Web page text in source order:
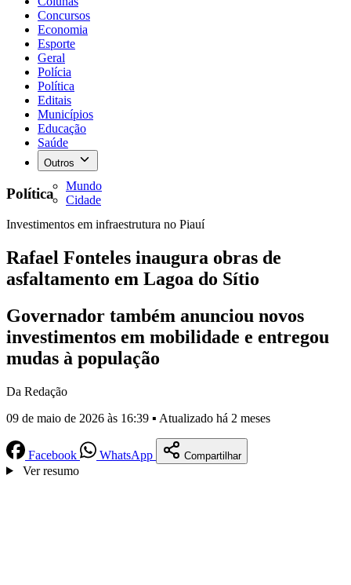
Concursos
Economia
Esporte
Geral
Polícia
Política
Editais
Municípios
Educação
Saúde
Outros
Mundo
Cidade
Política
Investimentos em infraestrutura no Piauí
Rafael Fonteles inaugura obras de
asfaltamento em Lagoa do Sítio
Governador também anunciou novos
investimentos em mobilidade e entregou
mudas à população
Da Redação
09 de maio de 2026 às 16:39 ▪ Atualizado há 2 meses
Facebook WhatsApp Compartilhar
Ver resumo